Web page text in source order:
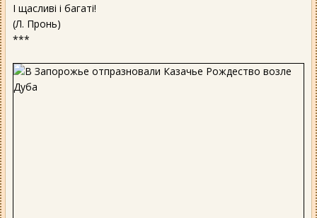
І щасливі і багаті!
(Л. Пронь)
***